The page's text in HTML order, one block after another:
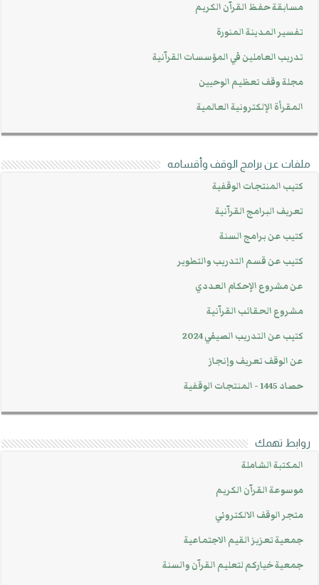
مسابقة حفظ القرآن الكريم
تفسير المدينة المنورة
تدريب العاملين في المؤسسات القرآنية
مجلة وقف تعظيم الوحيين
المقرأة الإلكترونية العالمية
ملفات عن برامج الوقف وأقسامه
كتيب المنتجات الوقفية
تعريف البرامج القرآنية
كتيب عن برامج السنة
كتيب عن قسم التدريب والتطوير
عن مشروع الإحكام العددي
مشروع الحقائب القرآنية
كتيب عن التدريب الصيفي 2024
عن الوقف تعريف وإنجاز
حصاد 1445 - المنتجات الوقفية
روابط تهمك
المكتبة الشاملة
موسوعة القرآن الكريم
متجر الوقف الالكتروني
جمعية تعزيز القيم الاجتماعية
جمعية خياركم لتعليم القرآن والسنة